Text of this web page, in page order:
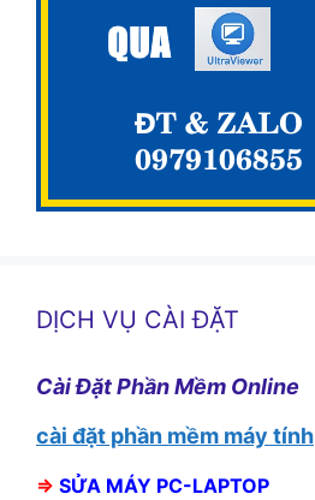
DỊCH VỤ CÀI ĐẶT
Cài Đặt Phần Mềm Online
cài đặt phần mềm máy tính
⇒ SỬA MÁY PC-LAPTOP